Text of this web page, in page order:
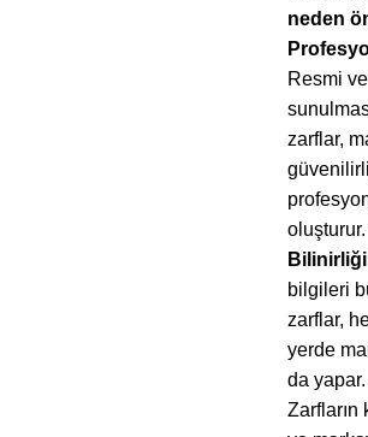
neden
Resmi
zarflar,
oluşturur.
bilgileri
zarflar,
yerde
da yapar.
Zarfların